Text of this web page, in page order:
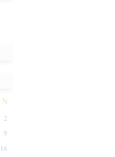
N
2
9
16